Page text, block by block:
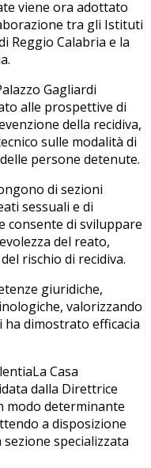
viene ora adottato
tra gli Istituti
Reggio Calabria e la
Gagliardi
alle prospettive di
della recidiva,
sulle modalità di
persone detenute.
di sezioni
sessuali e di
consente di sviluppare
del reato,
rischio di recidiva.
giuridiche,
valorizzando
dimostrato efficacia
Casa
dalla Direttrice
modo determinante
a disposizione
specializzata